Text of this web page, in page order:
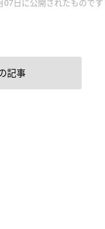
日に公開されたものです
記事